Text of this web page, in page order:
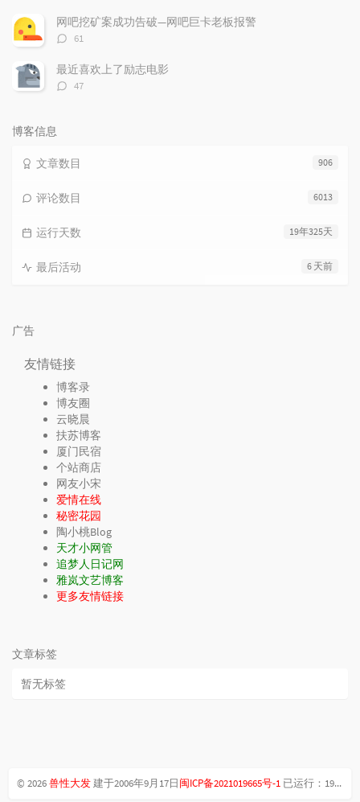
数：
网吧挖矿案成功告破—网吧巨卡老板报警
评
数：
61
最近喜欢上了励志电影
评
47
博客信息
906
文章数目
6013
评论数目
19年325天
运行天数
6 天前
最后活动
广告
友情链接
博客录
博友圈
云晓晨
扶苏博客
厦门民宿
个站商店
网友小宋
爱情在线
秘密花园
陶小桃Blog
天才小网管
追梦人日记网
雅岚文艺博客
更多友情链接
文章标签
暂无标签
© 2026兽性大发建于2006年9月17日闽ICP备2021019665号-1 已运行： 19年324天20时5分59秒